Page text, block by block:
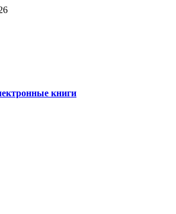
книги